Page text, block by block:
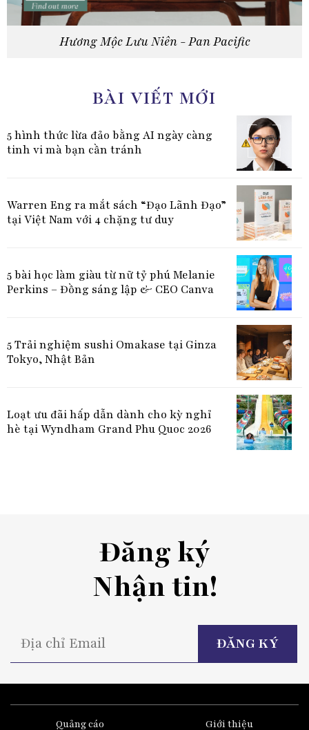
Hương Mộc Lưu Niên - Pan Pacific
BÀI VIẾT MỚI
5 hình thức lừa đảo bằng AI ngày càng
tinh vi mà bạn cần tránh
Warren Eng ra mắt sách “Đạo Lãnh Đạo”
tại Việt Nam với 4 chặng tư duy
5 bài học làm giàu từ nữ tỷ phú Melanie
Perkins – Đồng sáng lập & CEO Canva
5 Trải nghiệm sushi Omakase tại Ginza
Tokyo, Nhật Bản
Loạt ưu đãi hấp dẫn dành cho kỳ nghỉ
hè tại Wyndham Grand Phu Quoc 2026
Đăng ký
Nhận tin!
Quảng cáo Giới thiệu